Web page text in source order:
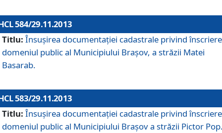
584/29.11.2013
Titlu: Însuşirea documentaţiei cadastrale privind
domeniul public al Municipiului Braşov, a străzii Matei
Basarab.
583/29.11.2013
Titlu: Însuşirea documentaţiei cadastrale privind
domeniul public al Municipiului Braşov a străzii Pictor